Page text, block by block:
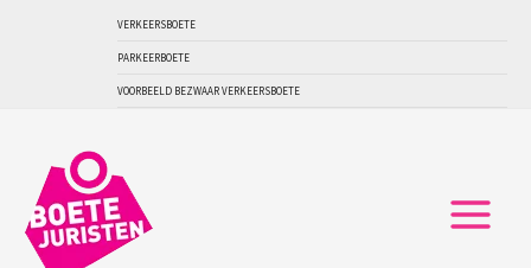
VERKEERSBOETE
PARKEERBOETE
VOORBEELD BEZWAAR VERKEERSBOETE